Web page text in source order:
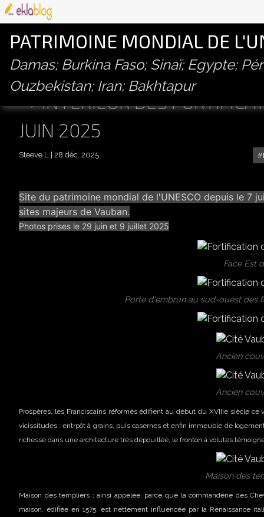
PATRIMOINE MONDIAL DE
Damas; Burkina Faso; Sinaï; Egypte;
Ouzbekistan; Iran; Bakhtapur
INTÉRIEUR DES
JUIN 2025
Steeve L 28 déc. 2025
Site du patrimoine mondial de l'UNESCO depuis le 7
sites majeurs de Vauban.
Photos prises le 29 juin et 9 juillet 2025
Face Est
Porte d'embrun au sud-ouest des
Ancien
Ancien
Prospères, les Franciscains réformés édifient au début du XVIIIe siècle
vicissitudes : entrpôt à grains, puis casernes et enfin immeuble de
richesse dans une architecture très dépouillée, le fronton à volutes
Maison des
Maison des templiers : ainsi appelée, parce que la commanderie des
maison, édifiée en 1575, est nettement influencée par la Renaissance